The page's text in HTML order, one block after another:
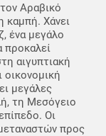
Αραβικό
καμπή. Χάνει
ένα μεγάλο
προκαλεί
αιγυπτιακή
οικονομική
μεγάλες
τη Μεσόγειο
Οι
προς